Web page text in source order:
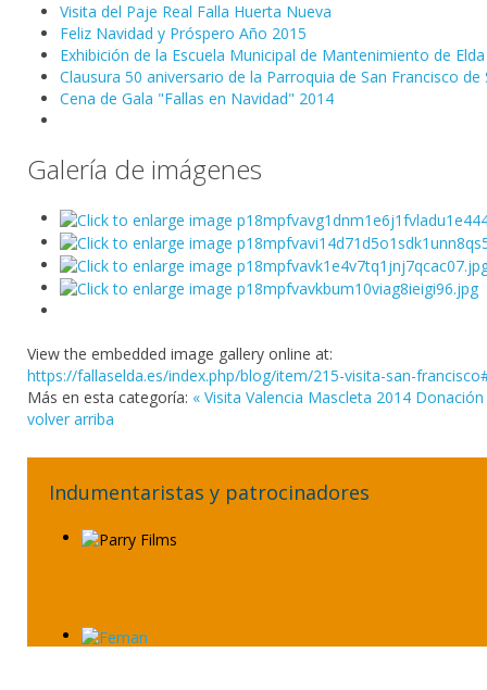
Visita del Paje Real Falla Huerta Nueva
Feliz Navidad y Próspero Año 2015
Exhibición de la Escuela Municipal de Mantenimiento de Elda
Clausura 50 aniversario de la Parroquia de San Francisco de
Cena de Gala "Fallas en Navidad" 2014
Galería de imágenes
View the embedded image gallery online at:
https://fallaselda.es/index.php/blog/item/215-visita-san-
Más en esta categoría: « Visita Valencia Mascleta 2014 Donación
volver arriba
Indumentaristas y patrocinadores